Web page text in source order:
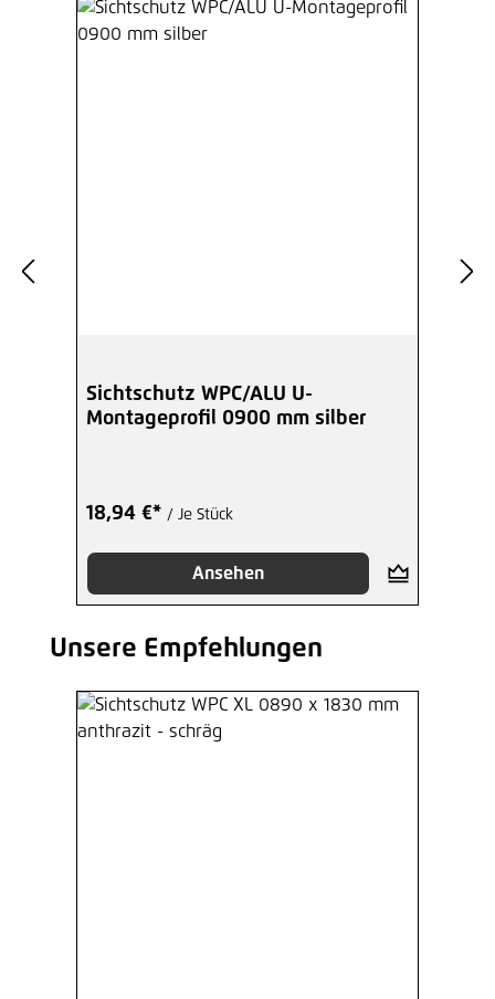
Sichtschutz WPC/ALU U-
Montageprofil 0900 mm silber
18,94 €* / Je Stück
Ansehen
Produktgalerie überspringen
Unsere Empfehlungen